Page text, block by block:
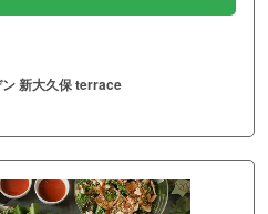
新大久保 terrace